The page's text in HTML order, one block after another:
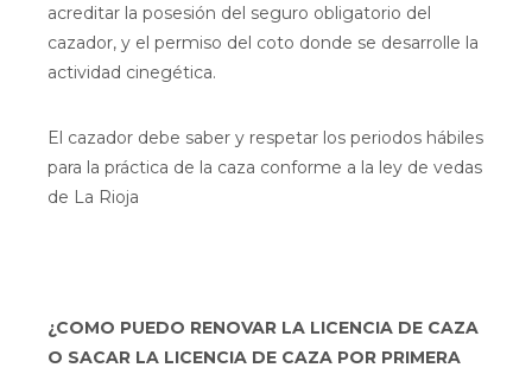
acreditar la posesión del seguro obligatorio del
cazador, y el permiso del coto donde se desarrolle la
actividad cinegética.
El cazador debe saber y respetar los periodos hábiles
para la práctica de la caza conforme a la ley de vedas
de La Rioja
¿COMO PUEDO RENOVAR LA LICENCIA DE CAZA
O SACAR LA LICENCIA DE CAZA POR PRIMERA